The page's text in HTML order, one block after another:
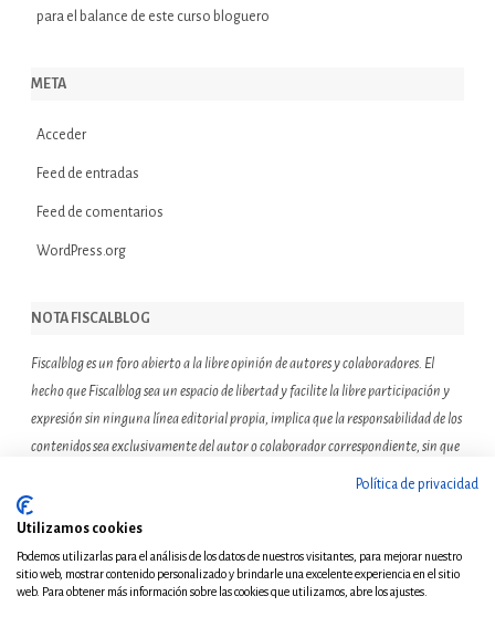
para el balance de este curso bloguero
META
Acceder
Feed de entradas
Feed de comentarios
WordPress.org
NOTA FISCALBLOG
Fiscalblog es un foro abierto a la libre opinión de autores y colaboradores. El
hecho que Fiscalblog sea un espacio de libertad y facilite la libre participación y
expresión sin ninguna línea editorial propia, implica que la responsabilidad de los
contenidos sea exclusivamente del autor o colaborador correspondiente, sin que
ello suponga que el resto de miembros de la comunidad de Fiscalblog asuman o
compartan las reflexiones u opiniones expresadas.
Política de privacidad
Utilizamos cookies
Podemos utilizarlas para el análisis de los datos de nuestros visitantes, para mejorar nuestro
sitio web, mostrar contenido personalizado y brindarle una excelente experiencia en el sitio
web. Para obtener más información sobre las cookies que utilizamos, abre los ajustes.